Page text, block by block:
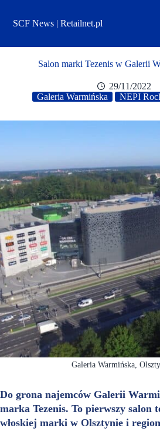
treściSCF News | Retailnet.pl
Salon marki Tezenis w Galerii
29/11/2022
Galeria Warmińska
NEPI
Galeria Warmińska,
Do grona najemców Galerii
marka Tezenis. To pierwszy salon
włoskiej marki w Olsztynie i